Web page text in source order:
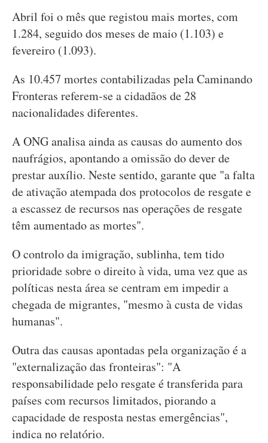
Abril foi o mês que registou mais mortes, com
1.284, seguido dos meses de maio (1.103) e
fevereiro (1.093).
As 10.457 mortes contabilizadas pela Caminando
Fronteras referem-se a cidadãos de 28
nacionalidades diferentes.
A ONG analisa ainda as causas do aumento dos
naufrágios, apontando a omissão do dever de
prestar auxílio. Neste sentido, garante que "a falta
de ativação atempada dos protocolos de resgate e
a escassez de recursos nas operações de resgate
têm aumentado as mortes".
O controlo da imigração, sublinha, tem tido
prioridade sobre o direito à vida, uma vez que as
políticas nesta área se centram em impedir a
chegada de migrantes, "mesmo à custa de vidas
humanas".
Outra das causas apontadas pela organização é a
"externalização das fronteiras": "A
responsabilidade pelo resgate é transferida para
países com recursos limitados, piorando a
capacidade de resposta nestas emergências",
indica no relatório.